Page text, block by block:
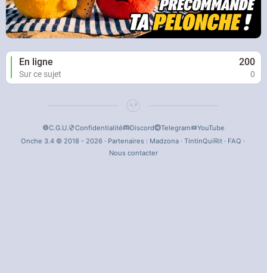
En ligne 200
Sur ce sujet 0
C.G.U. Confidentialité Discord Telegram
YouTube
Onche 3.4 © 2018 - 2026 · Partenaires : Madzona· TintinQuiRit· FAQ ·
Nous contacter